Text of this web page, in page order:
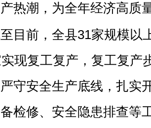
热潮，为全年经济高质
目前，全县31家规模以
现复工复产，复工复产
守安全生产底线，扎实
检修、安全隐患排查等